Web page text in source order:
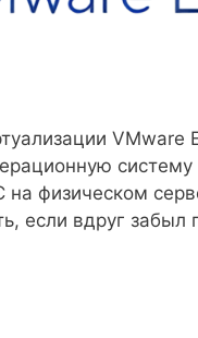
VMware
на физическом
если вдруг забыл